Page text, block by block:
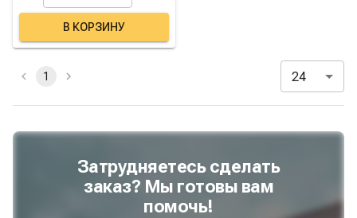
В КОРЗИНУ
1 24
Затрудняетесь сделать
заказ? Мы готовы вам
помочь!